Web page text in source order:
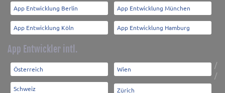
App Entwicklung Berlin App Entwicklung München
App Entwicklung Köln App Entwicklung Hamburg
App Entwickler intl.
Österreich /
Wien
Schweiz
/
Zürich